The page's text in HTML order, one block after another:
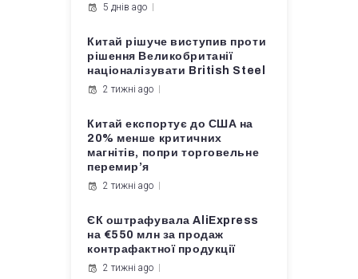
5 днів ago
Китай рішуче виступив проти
рішення Великобританії
націоналізувати British Steel
2 тижні ago
Китай експортує до США на
20% менше критичних
магнітів, попри торговельне
перемир’я
2 тижні ago
ЄК оштрафувала AliExpress
на €550 млн за продаж
контрафактної продукції
2 тижні ago